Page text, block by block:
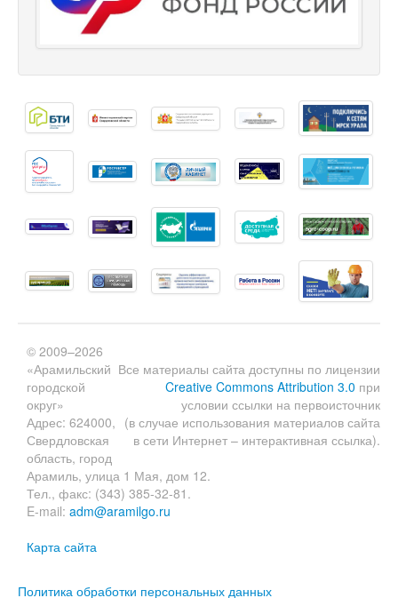
Все материалы сайта доступны по лицензии
Creative Commons Attribution 3.0 при
условии ссылки на первоисточник
(в случае использования материалов сайта
в сети Интернет – интерактивная ссылка).
© 2009–2026
«Арамильский
городской
округ»
Адрес: 624000,
Свердловская
область, город
Арамиль, улица 1 Мая, дом 12.
Тел., факс: (343) 385-32-81.
E-mail: adm@aramilgo.ru
Карта сайта
Политика обработки персональных данных